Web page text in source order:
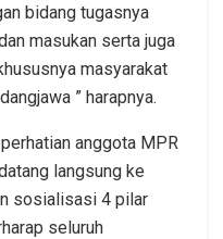
bidang tugasnya
masukan serta juga
masyarakat
” harapnya.
anggota MPR
langsung ke
sosialisasi 4 pilar
seluruh